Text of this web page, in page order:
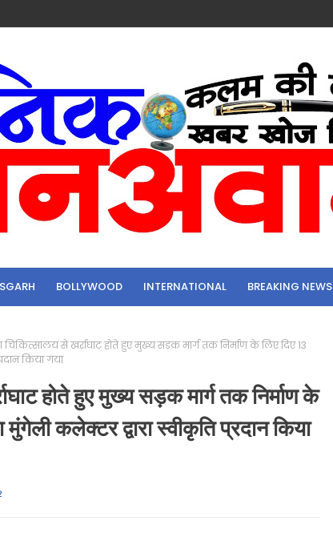
BOLLYWOOD INTERNATIONAL BREAKING NEWS
चिकित्सालय से खर्राघाट होते हुए मुख्य सड़क मार्ग तक निर्माण के लिए दिए 13
किया गया
होते हुए मुख्य सड़क मार्ग तक निर्माण के
कलेक्टर द्वारा स्वीकृति प्रदान किया